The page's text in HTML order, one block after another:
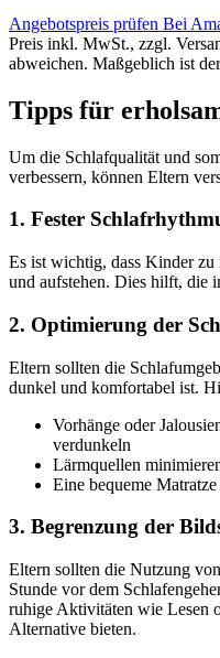
Angebotspreis prüfen Bei
Preis inkl. MwSt., zzgl.
abweichen. Maßgeblich ist
Tipps für
Um die Schlafqualität und
verbessern, können Eltern
1. Fester
Es ist wichtig, dass Kinder zu
und aufstehen. Dies hilft, die
2. Optimierung der
Eltern sollten die
dunkel und komfortabel ist.
Vorhänge oder
verdunkeln
Lärmquellen
Eine bequeme
3. Begrenzung der
Eltern sollten die Nutzung
Stunde vor dem
ruhige Aktivitäten wie Lesen
Alternative bieten.